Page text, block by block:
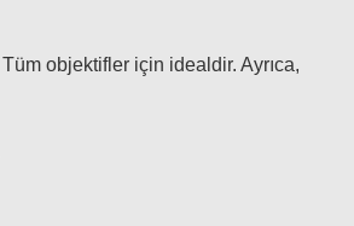
objektifler için idealdir. Ayrıca,